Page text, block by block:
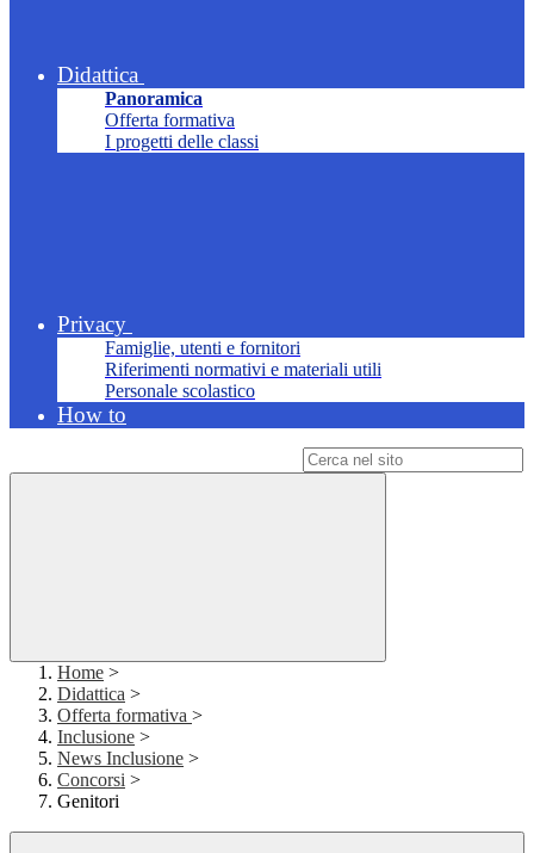
Didattica
Panoramica
Offerta formativa
I progetti delle classi
Privacy
Famiglie, utenti e fornitori
Riferimenti normativi e materiali utili
Personale scolastico
How to
Home >
Didattica >
Offerta formativa >
Inclusione >
News Inclusione >
Concorsi >
Genitori